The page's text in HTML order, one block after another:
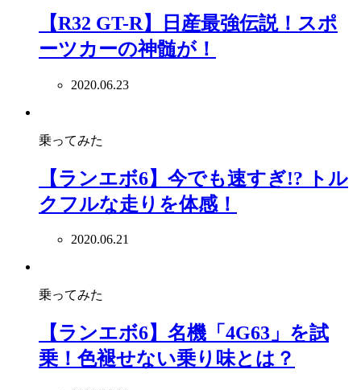
【R32 GT-R】日産最強伝説！スポ
ーツカーの神髄が！
2020.06.23
乗ってみた
【ランエボ6】今でも速すぎ!? トル
クフルな走りを体感！
2020.06.21
乗ってみた
【ランエボ6】名機「4G63」を試
乗！色褪せない乗り味とは？